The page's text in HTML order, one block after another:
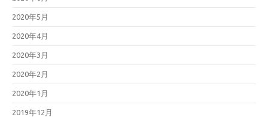
2020年5月
2020年4月
2020年3月
2020年2月
2020年1月
2019年12月